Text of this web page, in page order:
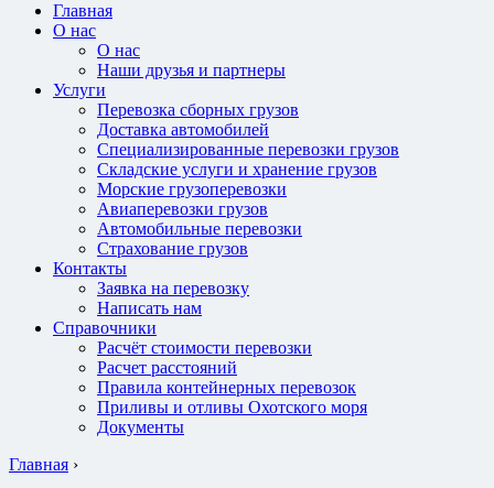
Главная
О нас
О нас
Наши друзья и партнеры
Услуги
Перевозка сборных грузов
Доставка автомобилей
Специализированные перевозки грузов
Складские услуги и хранение грузов
Морские грузоперевозки
Авиаперевозки грузов
Автомобильные перевозки
Страхование грузов
Контакты
Заявка на перевозку
Написать нам
Справочники
Расчёт стоимости перевозки
Расчет расстояний
Правила контейнерных перевозок
Приливы и отливы Охотского моря
Документы
Главная ›